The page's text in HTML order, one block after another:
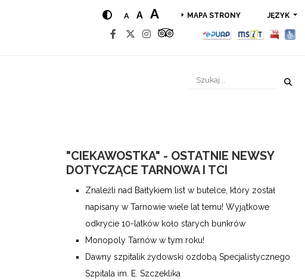
A A A MAPA STRONY JĘZYK
"CIEKAWOSTKA" - OSTATNIE NEWSY
DOTYCZĄCE TARNOWA I TCI
Znaleźli nad Bałtykiem list w butelce, który został
napisany w Tarnowie wiele lat temu! Wyjątkowe
odkrycie 10-latków koło starych bunkrów
Monopoly Tarnów w tym roku!
Dawny szpitalik żydowski ozdobą Specjalistycznego
Szpitala im. E. Szczeklika